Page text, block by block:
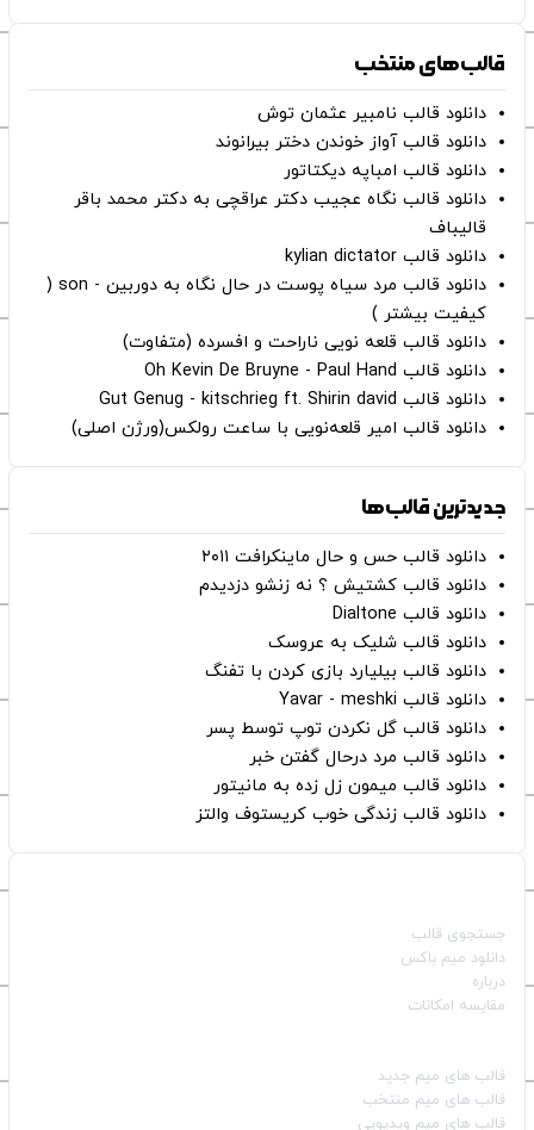
قالب‌های منتخب
دانلود قالب نامبیر عثمان ‌توش
دانلود قالب آواز خوندن دختر بیرانوند
دانلود قالب امباپه دیکتاتور
دانلود قالب نگاه عجیب دکتر عراقچی به دکتر محمد باقر
قالیباف
دانلود قالب kylian dictator
دانلود قالب مرد سیاه پوست در حال نگاه به دوربین - son (
کیفیت بیشتر )
دانلود قالب قلعه نویی ناراحت و افسرده (متفاوت)
دانلود قالب Oh Kevin De Bruyne - Paul Hand
دانلود قالب Gut Genug - kitschrieg ft. Shirin david
دانلود قالب امیر قلعه‌نویی با ساعت رولکس(ورژن اصلی)
جدیدترین قالب‌ها
دانلود قالب حس و حال ماینکرافت ۲۰۱۱
دانلود قالب کشتیش ؟ نه زنشو دزدیدم
دانلود قالب Dialtone
دانلود قالب شلیک به عروسک
دانلود قالب بیلیارد بازی کردن با تفنگ
دانلود قالب Yavar - meshki
دانلود قالب گل نکردن توپ توسط پسر
دانلود قالب مرد درحال گفتن خبر
دانلود قالب میمون زل زده به مانیتور
دانلود قالب زندگی خوب کریستوف والتز
جستجوی قالب
دانلود میم باکس
درباره
مقایسه امکانات
قالب‌ های میم جدید
قالب‌ های میم منتخب
قالب‌ های میم ویدیویی